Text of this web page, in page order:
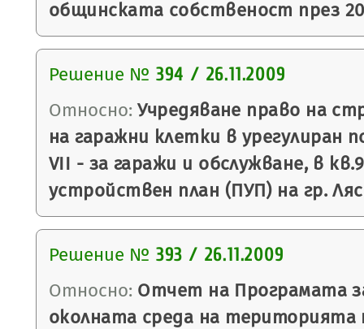
общинската собственост през
Решение № 394 / 26.11.2009
Относно: Учредяване право на
на гаражни клетки в урегулиран
VІІ - за гаражи и обслужване, в
устройствен план (ПУП) на гр.
Решение № 393 / 26.11.2009
Относно: Отчет на Програмата
околната среда на територията